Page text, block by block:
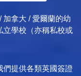
加拿大 / 愛爾蘭的幼
立學校（亦稱私校或
們提供各類英國簽證